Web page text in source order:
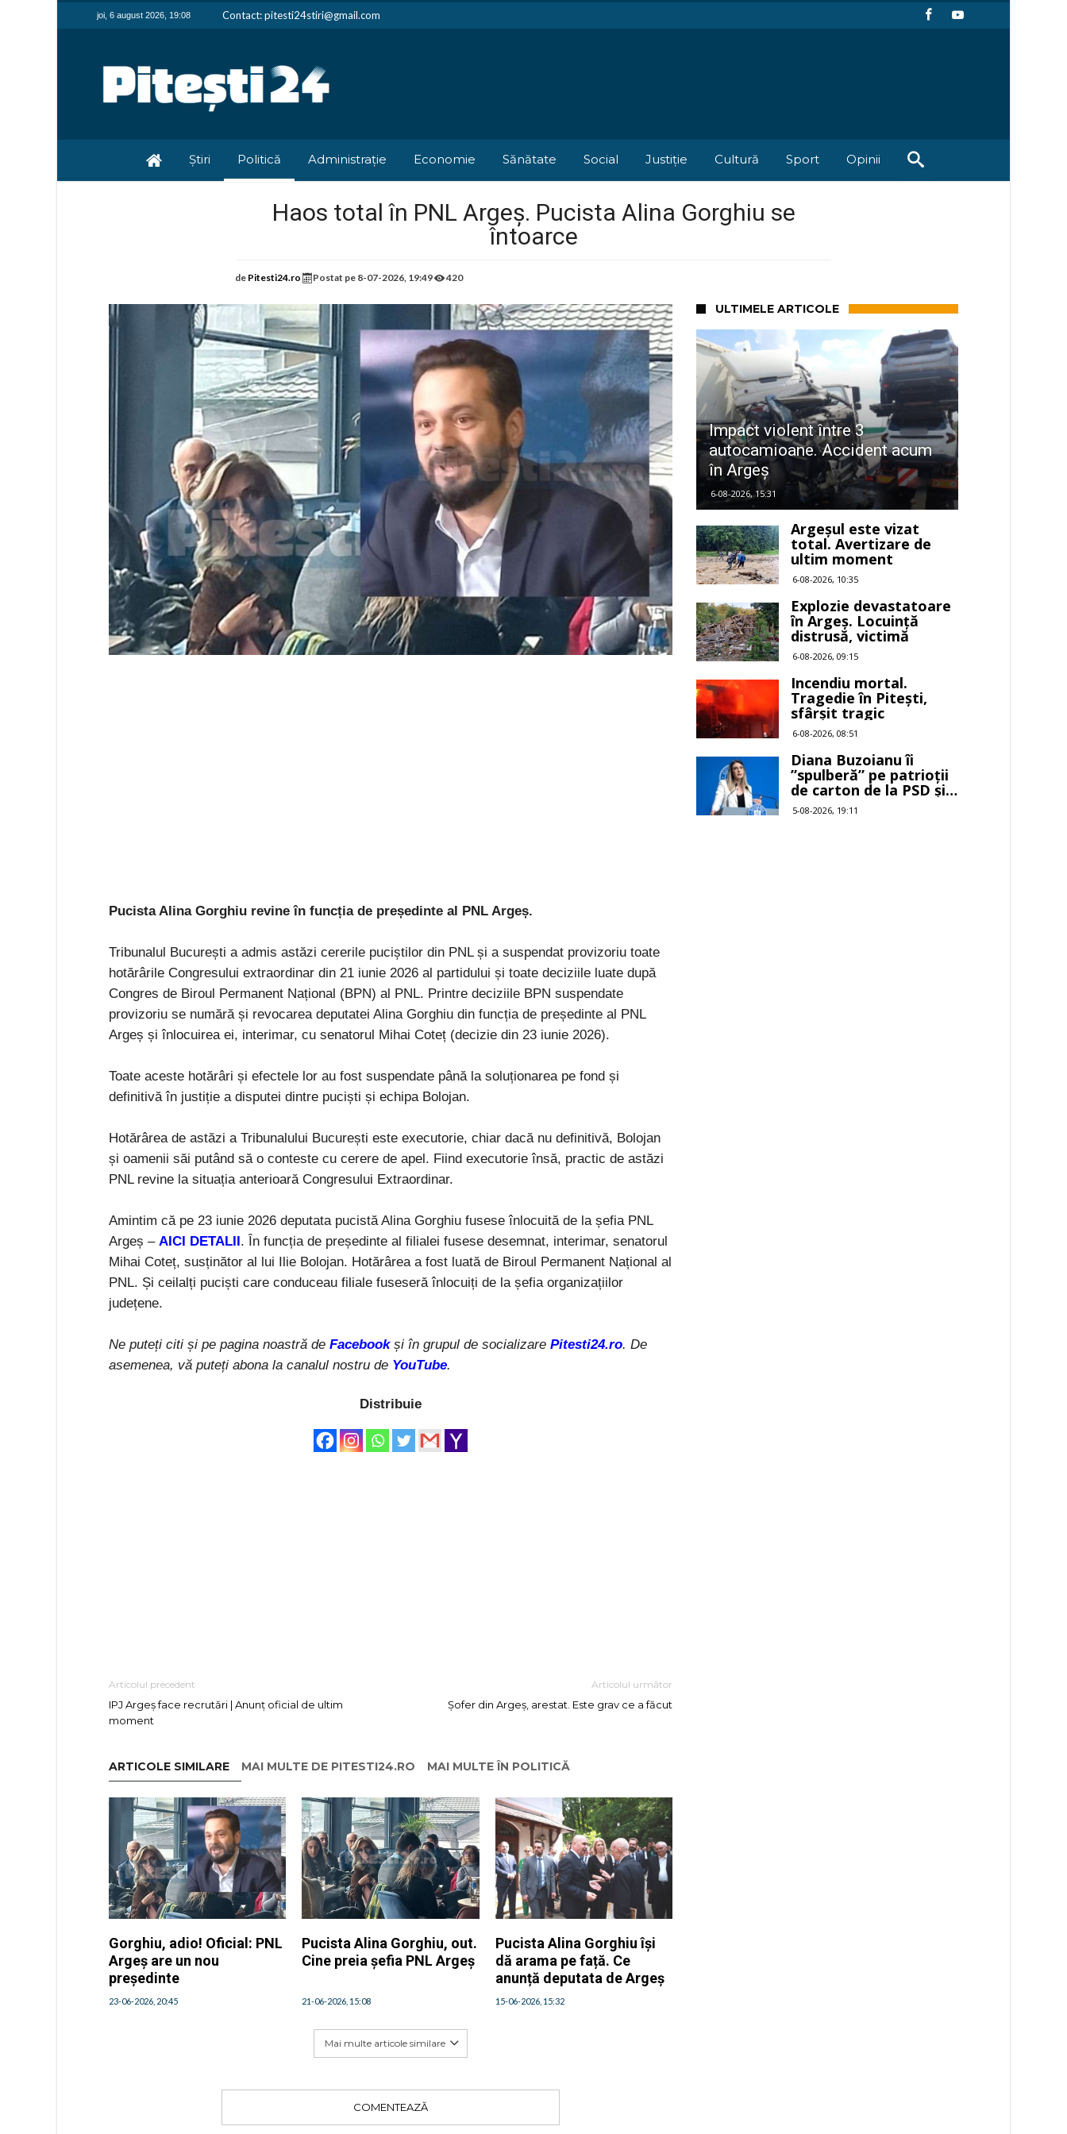
joi, 6 august 2026, 19:08 Contact: pitesti24stiri@gmail.com
Știri Politică Administrație Economie Sănătate Social Justiție Cultură Sport Opinii
Haos total în PNL Argeș. Pucista Alina Gorghiu se
întoarce
de Pitesti24.ro Postat pe 8-07-2026, 19:49 420
Pucista Alina Gorghiu revine în funcția de președinte al PNL Argeș.
Tribunalul București a admis astăzi cererile puciștilor din PNL și a suspendat provizoriu toate
hotărârile Congresului extraordinar din 21 iunie 2026 al partidului și toate deciziile luate după
Congres de Biroul Permanent Național (BPN) al PNL. Printre deciziile BPN suspendate
provizoriu se numără și revocarea deputatei Alina Gorghiu din funcția de președinte al PNL
Argeș și înlocuirea ei, interimar, cu senatorul Mihai Coteț (decizie din 23 iunie 2026).
Toate aceste hotărâri și efectele lor au fost suspendate până la soluționarea pe fond și
definitivă în justiție a disputei dintre puciști și echipa Bolojan.
Hotărârea de astăzi a Tribunalului București este executorie, chiar dacă nu definitivă, Bolojan
și oamenii săi putând să o conteste cu cerere de apel. Fiind executorie însă, practic de astăzi
PNL revine la situația anterioară Congresului Extraordinar.
Amintim că pe 23 iunie 2026 deputata pucistă Alina Gorghiu fusese înlocuită de la șefia PNL
Argeș – AICI DETALII. În funcția de președinte al filialei fusese desemnat, interimar, senatorul
Mihai Coteț, susținător al lui Ilie Bolojan. Hotărârea a fost luată de Biroul Permanent Național al
PNL. Și ceilalți puciști care conduceau filiale fuseseră înlocuiți de la șefia organizațiilor
județene.
Ne puteți citi și pe pagina noastră de Facebook și în grupul de socializare Pitesti24.ro. De
asemenea, vă puteți abona la canalul nostru de YouTube.
Distribuie
Articolul precedent
IPJ Argeș face recrutări | Anunț oficial de ultim
moment
Articolul următor
Șofer din Argeș, arestat. Este grav ce a făcut
ARTICOLE SIMILARE MAI MULTE DE PITESTI24.RO MAI MULTE ÎN POLITICĂ
Gorghiu, adio! Oficial: PNL
Argeș are un nou
președinte
23-06-2026, 20:45
Pucista Alina Gorghiu, out.
Cine preia șefia PNL Argeș
21-06-2026, 15:08
Pucista Alina Gorghiu își
dă arama pe față. Ce
anunță deputata de Argeș
15-06-2026, 15:32
Mai multe articole similare
COMENTEAZĂ
ULTIMELE ARTICOLE
Impact violent între 3
autocamioane. Accident acum
în Argeș
6-08-2026, 15:31
Argeșul este vizat
total. Avertizare de
ultim moment
6-08-2026, 10:35
Explozie devastatoare
în Argeș. Locuință
distrusă, victimă
6-08-2026, 09:15
Incendiu mortal.
Tragedie în Pitești,
sfârșit tragic
6-08-2026, 08:51
Diana Buzoianu îi
”spulberă” pe patrioții
de carton de la PSD și
AUR
5-08-2026, 19:11